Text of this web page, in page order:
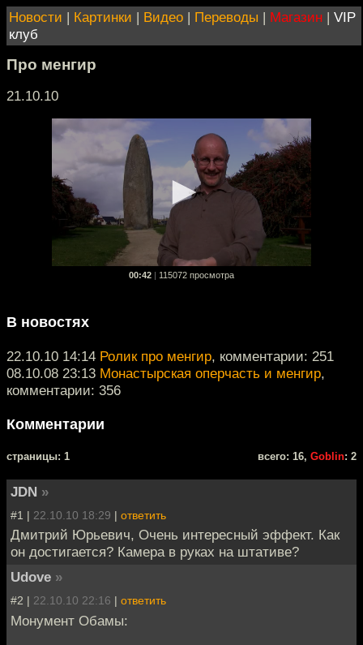
Новости | Картинки | Видео | Переводы | Магазин | VIP
клуб
Про менгир
21.10.10
00:42 115072 просмотра
В новостях
22.10.10 14:14 Ролик про менгир, комментарии: 251
08.10.08 23:13 Монастырская оперчасть и менгир,
комментарии: 356
Комментарии
cтраницы: 1 всего: 16, Goblin: 2
JDN »
#1 | 22.10.10 18:29 | ответить
Дмитрий Юрьевич, Очень интересный эффект. Как
он достигается? Камера в руках на штативе?
Udove »
#2 | 22.10.10 22:16 | ответить
Монумент Обамы: